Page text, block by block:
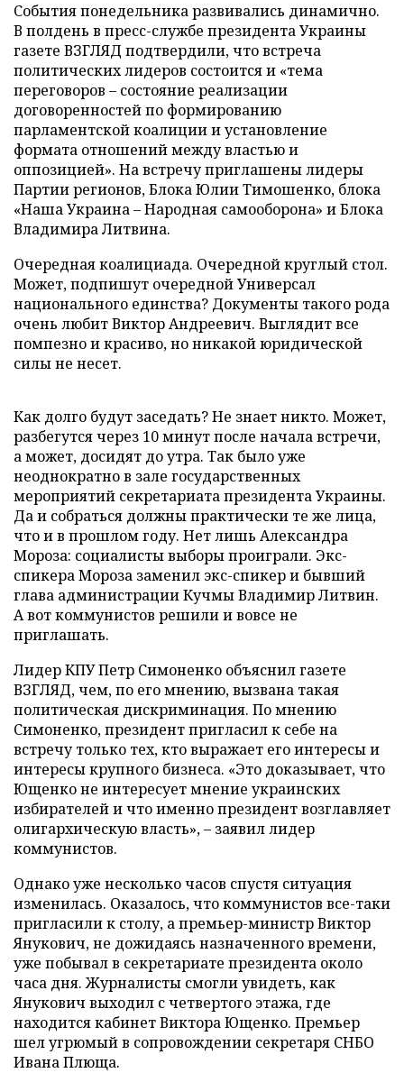
События понедельника развивались динамично.
В полдень в пресс-службе президента Украины
газете ВЗГЛЯД подтвердили, что встреча
политических лидеров состоится и «тема
переговоров – состояние реализации
договоренностей по формированию
парламентской коалиции и установление
формата отношений между властью и
оппозицией». На встречу приглашены лидеры
Партии регионов, Блока Юлии Тимошенко, блока
«Наша Украина – Народная самооборона» и Блока
Владимира Литвина.
Очередная коалициада. Очередной круглый стол.
Может, подпишут очередной Универсал
национального единства? Документы такого рода
очень любит Виктор Андреевич. Выглядит все
помпезно и красиво, но никакой юридической
силы не несет.
Как долго будут заседать? Не знает никто. Может,
разбегутся через 10 минут после начала встречи,
а может, досидят до утра. Так было уже
неоднократно в зале государственных
мероприятий секретариата президента Украины.
Да и собраться должны практически те же лица,
что и в прошлом году. Нет лишь Александра
Мороза: социалисты выборы проиграли. Экс-
спикера Мороза заменил экс-спикер и бывший
глава администрации Кучмы Владимир Литвин.
А вот коммунистов решили и вовсе не
приглашать.
Лидер КПУ Петр Симоненко объяснил газете
ВЗГЛЯД, чем, по его мнению, вызвана такая
политическая дискриминация. По мнению
Симоненко, президент пригласил к себе на
встречу только тех, кто выражает его интересы и
интересы крупного бизнеса. «Это доказывает, что
Ющенко не интересует мнение украинских
избирателей и что именно президент возглавляет
олигархическую власть», – заявил лидер
коммунистов.
Однако уже несколько часов спустя ситуация
изменилась. Оказалось, что коммунистов все-таки
пригласили к столу, а премьер-министр Виктор
Янукович, не дожидаясь назначенного времени,
уже побывал в секретариате президента около
часа дня. Журналисты смогли увидеть, как
Янукович выходил с четвертого этажа, где
находится кабинет Виктора Ющенко. Премьер
шел угрюмый в сопровождении секретаря СНБО
Ивана Плюща.